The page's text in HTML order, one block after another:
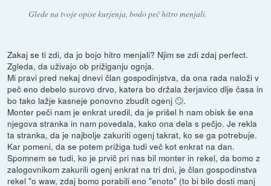
Glede na tvoje opise kurjenja, bodo peč hitro menjali.
Zakaj se ti zdi, da jo bojo hitro menjali? Njim se zdi zdaj perfect.
Zgleda, da uživajo ob prižiganju ognja.
Mi pravi pred nekaj dnevi član gospodinjstva, da ona rada naloži v
peč eno debelo surovo drvo, katera bo držala žerjavico dlje časa in
bo tako lažje kasneje ponovno zbudit ogenj 🙄.
Monter peči nam je enkrat uredil, da je prišel h nam obisk še ena
njegova stranka in nam povedala, kako ona dela s pečjo. Je rekla
ta stranka, da je najbolje zakuriti ogenj takrat, ko se ga potrebuje.
Kar pomeni, da se potem prižiga tudi več kot enkrat na dan.
Spomnem se tudi, ko je prvič pri nas bil monter in rekel, da bomo z
zalogovnikom zakurili ogenj enkrat na tri dni, je član gospodinstva
rekel "o waw, zdaj bomo porabili eno "enoto" (to bi bilo dosti manj